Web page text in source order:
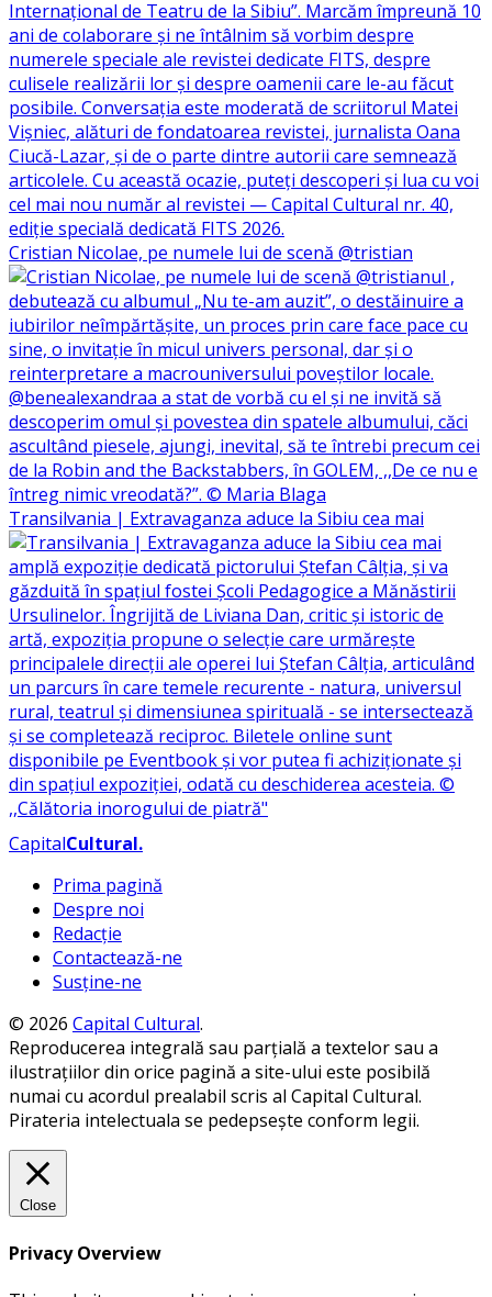
Cristian Nicolae, pe numele lui de scenă @tristian
Transilvania | Extravaganza aduce la Sibiu cea mai
CapitalCultural.
Prima pagină
Despre noi
Redacție
Contactează-ne
Susține-ne
© 2026 Capital Cultural.
Reproducerea integrală sau parțială a textelor sau a
ilustrațiilor din orice pagină a site-ului este posibilă
numai cu acordul prealabil scris al Capital Cultural.
Pirateria intelectuala se pedepsește conform legii.
Close
Privacy Overview